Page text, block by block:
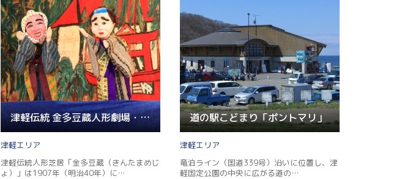
津軽伝統 金多豆蔵人形劇場・シアター
津軽
津軽伝統人形芝居「金多豆蔵（きんたまめじ
ょ）」は1907年（明治40年）に…
道の駅こどまり「ポントマリ」
津軽
竜泊ライン（国道339号）沿いに位置し、津
軽国定公園の中央に広がる道の…